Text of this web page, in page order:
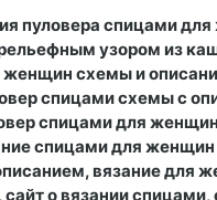
пуловера спицами